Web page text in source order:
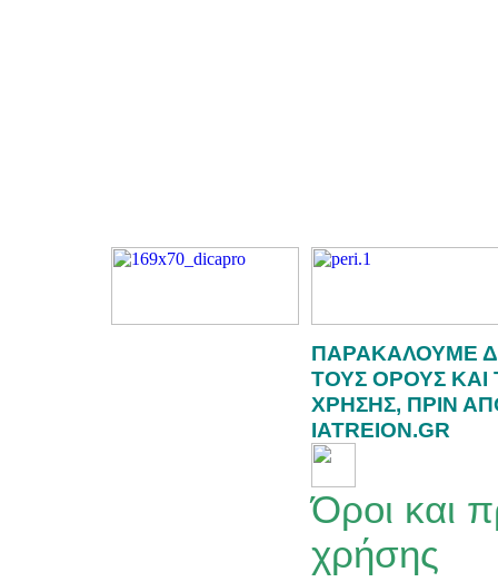
ΠΑΡΑΚΑΛΟΥΜΕ
ΤΟΥΣ ΟΡΟΥΣ ΚΑΙ
ΧΡΗΣΗΣ, ΠΡΙΝ
IATREION.GR
Όροι και
χρήσης